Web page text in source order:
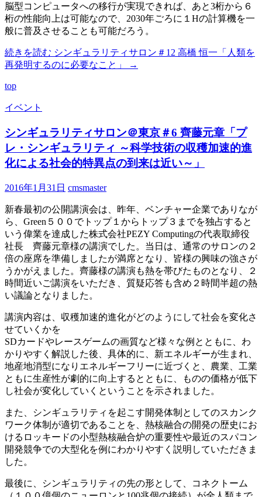
脳型コンピュータへの移行が実現できれば、あと3桁から６
桁の性能向上は可能なので、2030年ごろに１Hの計算機を一
般に普及させることも可能だろう。
続きを読む シンギュラリティサロン＃12 高橋 恒一「人類を
再発明するのに必要なこと」
→
top
イベント
シンギュラリティサロン＠東京＃6 齊藤元章「プ
レ・シンギュラリティ ～科学技術の収穫加速的進
化による社会的特異点の到来は近い～」
2016年1月31日 cmsmaster
新春最初の公開講演会は、昨年、ベンチャー企業でありなが
ら、Green５００でトップ１からトップ３までを独占すると
いう偉業を達成した株式会社PEZY Computingの代表取締役
社長 齊藤元章様の講演でした。当日は、通常のサロンの２
倍の座席を準備しましたが満席となり、皆様の興味の強さが
うかがえました。齊藤様の講演も熱を帯びたものとなり、２
時間近いご講演をいただき、質疑応答も含め２時間半超の熱
い議論となりました。
講演内容は、収穫加速的進化がどのようにして社会を変化さ
せていくかを
SDカードやレースゲームの画質など様々な例とともに、わ
かりやすく解説した後、具体的に、新エネルギーが生まれ、
地産地消型になりエネルギーフリーに近づくと、農業、工業
ともに生産性が劇的に向上するとともに、ものの価格が低下
し社会が変化していくということを示されました。
また、シンギュラリティを起こす開発体制としてのスカンク
ワーク体制が適切であることを、熱核融合の開発の歴史にお
けるロッキードの小型熱核融合炉の重要性や最近のスパコン
開発競争での大型化を例にわかりやすく説明していただきま
した。
最後に、シンギュラリティの先の形として、コネクトーム